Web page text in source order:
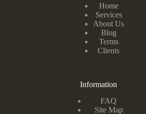
Home
Services
About Us
Blog
Terms
Clients
Information
FAQ
Site Map